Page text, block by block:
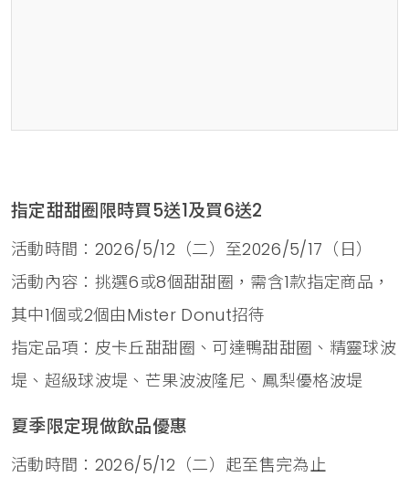
指定甜甜圈限時買5送1及買6送2
活動時間：2026/5/12（二）至2026/5/17（日）
活動內容：挑選6或8個甜甜圈，需含1款指定商品，
其中1個或2個由Mister Donut招待
指定品項：皮卡丘甜甜圈、可達鴨甜甜圈、精靈球波
堤、超級球波堤、芒果波波隆尼、鳳梨優格波堤
夏季限定現做飲品優惠
活動時間：2026/5/12（二）起至售完為止